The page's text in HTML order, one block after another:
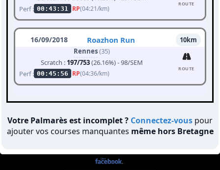
Perf : 00:43:31 RP(04:21/km)
ROUTE
16/09/2018 Roazhon Run
10km
Rennes(35)
Scratch : 197/753(26.16%) - 98/SEM
Perf : 00:45:56 RP(04:36/km)
ROUTE
Votre Palmarès est incomplet ? Connectez-vous pour
ajouter vos courses manquantes même hors Bretagne